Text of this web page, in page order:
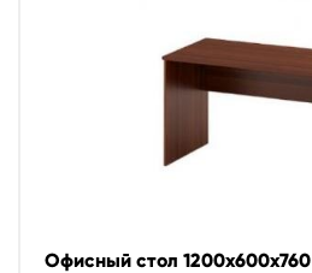
Офисный стол 1200х600х760